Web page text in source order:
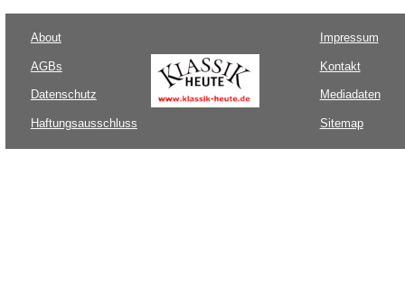
About
AGBs
Datenschutz
Haftungsausschluss
Impressum
Kontakt
Mediadaten
Sitemap